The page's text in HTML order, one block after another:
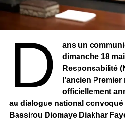
Comme Barros”. Ce livre est un
mêle anecdotes, photos, tips et
ses aventures en vidéo. Il y
Malaisie, en Thaïlande et en
Barros, tisseur de ponts entre
Après avoir troqué les crampons
veut vivre pleinement de cette
novembre 2020, il crée son
nom “BARROSJR”, spécialisée
D
ans un
dimanche 18
Responsabilité
l’ancien
officiellement
au dialogue national convoqué
Bassirou Diomaye Diakhar